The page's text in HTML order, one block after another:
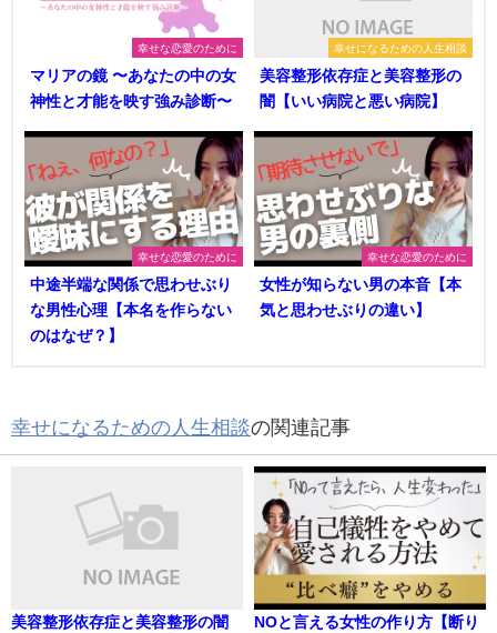
幸せな恋愛のために
マリアの鏡 〜あなたの中の女
神性と才能を映す強み診断〜
幸せになるための人生相談
美容整形依存症と美容整形の
闇【いい病院と悪い病院】
幸せな恋愛のために
中途半端な関係で思わせぶり
な男性心理【本名を作らない
のはなぜ？】
幸せな恋愛のために
女性が知らない男の本音【本
気と思わせぶりの違い】
幸せになるための人生相談の関連記事
美容整形依存症と美容整形の闇
NOと言える女性の作り方【断り